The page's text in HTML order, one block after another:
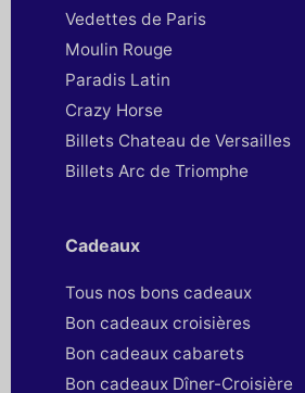
Vedettes de Paris
Moulin Rouge
Paradis Latin
Crazy Horse
Billets Chateau de Versailles
Billets Arc de Triomphe
Cadeaux
Tous nos bons cadeaux
Bon cadeaux croisières
Bon cadeaux cabarets
Bon cadeaux Dîner-Croisière